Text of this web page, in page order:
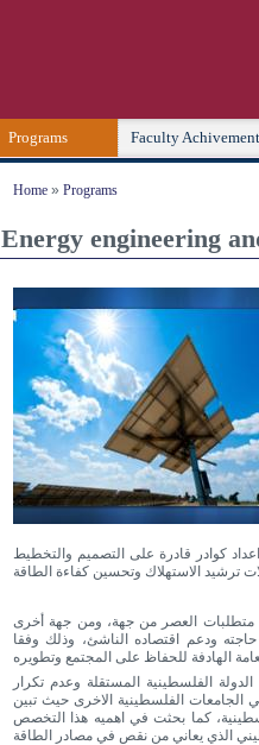
Programs Faculty
Home » Programs
Energy engineering
كوادر قادرة على التصميم والتخطيط
متطلبات العصر من جهة، ومن جهة أخرى
ودعم اقتصاده الناشئ، وذلك وفقا
الفلسطينية المستقلة وعدم تكرار
الفلسطينية الاخرى حيث تبين
كما بحثت في اهميه هذا التخصص